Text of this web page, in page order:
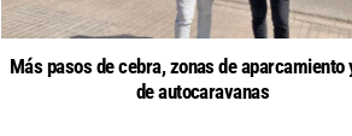
Más pasos de cebra, zonas de aparcamiento
de autocaravanas